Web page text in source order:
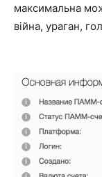
максимальна
війна, ураган,